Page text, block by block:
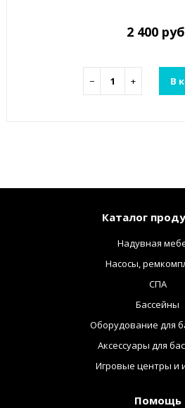
2 400
− + В
Каталог
Надувная
Насосы,
СПА
Бассейны
Оборудование для
Аксессуары для
Игровые центры и
Помощь